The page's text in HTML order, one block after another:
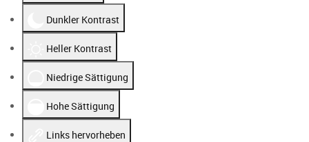
Dunkler Kontrast
Heller Kontrast
Niedrige Sättigung
Hohe Sättigung
Links hervorheben